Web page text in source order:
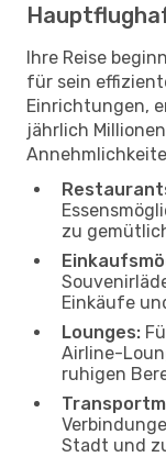
Ihre Reise
für sein
Einrichtungen,
jährlich
zu
Einkäufe
Lounges:
Airline-
ruhigen
Stadt und